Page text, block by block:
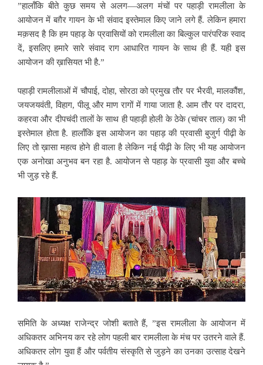
”हालॉंकि बीते कुछ समय से अलग—अलग मंचों पर पहाड़ी रामलीला के
आयोजन में बग़ैर गायन के भी संवाद इस्तेमाल किए जाने लगे हैं. लेकिन हमारा
मक़सद है कि हम पहाड़ के प्रवासियों को रामलीला का बिल्कुल पारंपरिक स्वाद
दें, इसलिए हमारे सारे संवाद राग आधारित गायन के साथ ही हैं. यही इस
आयोजन की ख़ासियत भी है.”
पहाड़ी रामलीलाओं में चौपाई, दोहा, सोरठा को प्रमुख तौर पर भैरवी, मालकौंश,
जयजयवंती, विहाग, पीलू और माण रागों में गाया जाता है. आम तौर पर दादरा,
कहरवा और दीपचंदी तालों के साथ ही पहाड़ी होली के ठेके (चांचर ताल) का भी
इस्तेमाल होता है. हालॉंकि इस आयोजन का पहाड़ की प्रवासी बुजुर्ग पीढ़ी के
लिए तो ख़ासा महत्व होने ही वाला है लेकिन नई पीढ़ी के लिए भी यह आयोजन
एक अनोखा अनुभव बन रहा है. आयोजन से पहाड़ के प्रवासी युवा और बच्चे
भी जुड़ रहे हैं.
समिति के अध्यक्ष राजेन्द्र जोशी बताते हैं, ”इस रामलीला के आयोजन में
अधिकतर अभिनय कर रहे लोग पहली बार रामलीला के मंच पर उतरने वाले हैं.
अधिकतर लोग युवा हैं और पर्वतीय संस्कृति से जुड़ने का उनका उत्साह देखने